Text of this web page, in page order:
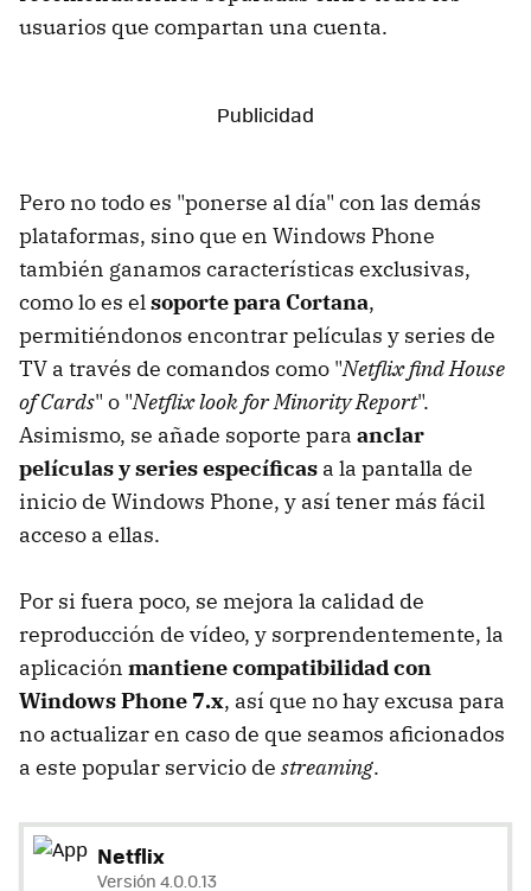
usuarios que compartan una cuenta.
Pero no todo es "ponerse al día" con las demás
plataformas, sino que en Windows Phone
también ganamos características exclusivas,
como lo es elsoporte para Cortana,
permitiéndonos encontrar películas y series de
TV a través de comandos como "Netflix find House
of Cards" o "Netflix look for Minority Report".
Asimismo, se añade soporte para anclar
películas y series específicas a la pantalla de
inicio de Windows Phone, y así tener más fácil
acceso a ellas.
Por si fuera poco, se mejora la calidad de
reproducción de vídeo, y sorprendentemente, la
aplicación mantiene compatibilidad con
Windows Phone 7.x, así que no hay excusa para
no actualizar en caso de que seamos aficionados
a este popular servicio de streaming.
Netflix
Versión 4.0.0.13